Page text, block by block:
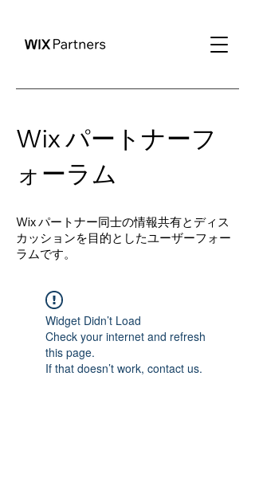
Wix パートナーフ
ォーラム
Wix パートナー同士の情報共有とディス
カッションを目的としたユーザーフォー
ラムです。
Widget Didn’t Load
Check your internet and refresh
this page.
If that doesn’t work, contact us.